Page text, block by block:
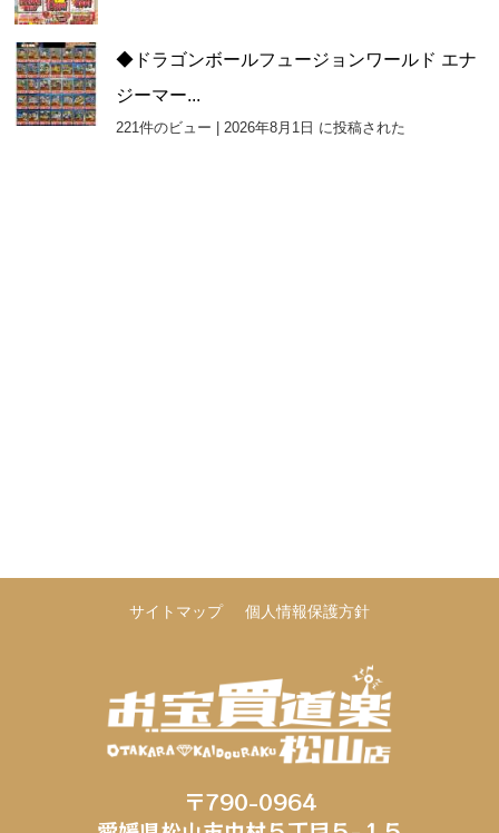
◆ドラゴンボールフュージョンワールド エナ
ジーマー...
221件のビュー | 2026年8月1日 に投稿された
サイトマップ 個人情報保護方針
〒790-0964